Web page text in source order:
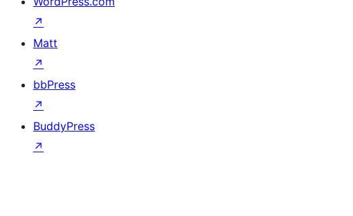
↗
Matt
↗
bbPress
↗
BuddyPress
↗